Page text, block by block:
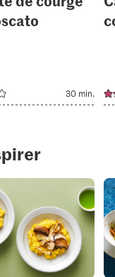
30 min.